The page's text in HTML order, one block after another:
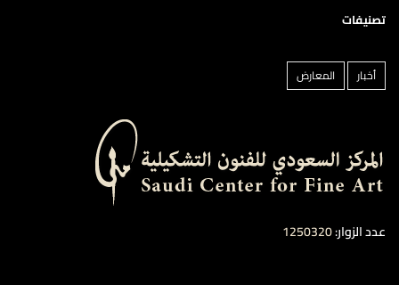
تصنيفات
أخبار المعارض
عدد الزوار:1250320